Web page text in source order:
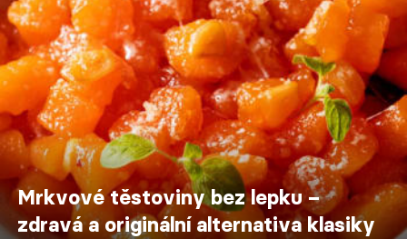
Mrkvové těstoviny bez lepku –
zdravá a originální alternativa klasiky